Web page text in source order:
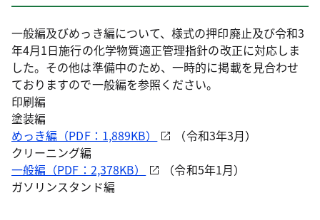
一般編及びめっき編について、様式の押印廃止及び令和3
年4月1日施行の化学物質適正管理指針の改正に対応しま
した。その他は準備中のため、一時的に掲載を見合わせ
ておりますので一般編を参照ください。
印刷編
塗装編
めっき編（PDF：1,889KB）
（令和3年3月）
クリーニング編
一般編（PDF：2,378KB）
（令和5年1月）
ガソリンスタンド編